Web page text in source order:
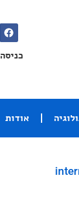
כניסה
אודות